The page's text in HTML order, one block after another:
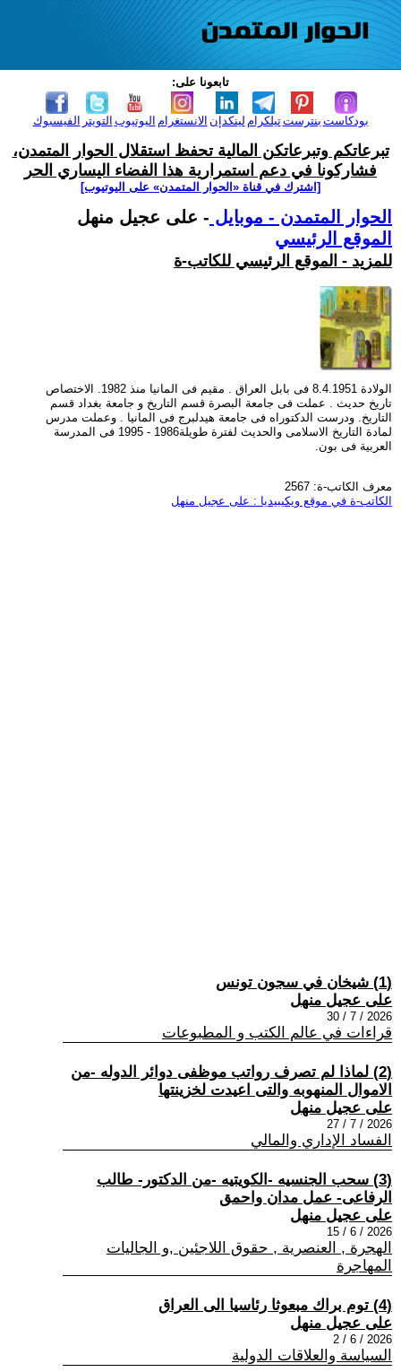
تابعونا على:
الفيسبوك التويتر اليوتيوب الانستغرام لينكدإن تيلكرامبنترست بودكاست
تبرعاتكم وتبرعاتكن المالية تحفظ استقلال الحوار المتمدن،
فشاركونا في دعم استمرارية هذا الفضاء اليساري الحر
[اشترك في قناة ‫«الحوار المتمدن» على اليوتيوب]
الحوار المتمدن - موبايل - على عجيل منهل
الموقع الرئيسي
للمزيد - الموقع الرئيسي للكاتب-ة
الولادة 8.4.1951 فى بابل العراق . مقيم فى المانيا منذ 1982. الاختصاص
تاريخ حديث . عملت فى جامعة البصرة قسم التاريخ و جامعة بغداد قسم
التاريخ. ودرست الدكتوراه فى جامعة هيدلبرج فى المانيا . وعملت مدرس
لمادة التاريخ الاسلامى والحديث لفترة طويلة1986 - 1995 فى المدرسة
العربية فى بون.
معرف الكاتب-ة: 2567
الكاتب-ة في موقع ويكيبيديا : على عجيل منهل
(1) شيخان في سجون تونس
على عجيل منهل
2026 / 7 / 30
قراءات في عالم الكتب و المطبوعات
(2) لماذا لم تصرف رواتب موظفى دوائر الدوله -من
الاموال المنهوبه والتى اعيدت لخزينتها
على عجيل منهل
2026 / 7 / 27
الفساد الإداري والمالي
(3) سحب الجنسيه -الكويتيه -من الدكتور- طالب
الرفاعى- عمل مدان واحمق
على عجيل منهل
2026 / 6 / 15
الهجرة , العنصرية , حقوق اللاجئين ,و الجاليات
المهاجرة
(4) توم براك مبعوثا رئاسيا الى العراق
على عجيل منهل
2026 / 6 / 2
السياسة والعلاقات الدولية